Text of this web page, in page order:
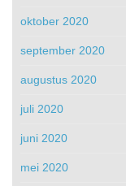
oktober 2020
september 2020
augustus 2020
juli 2020
juni 2020
mei 2020